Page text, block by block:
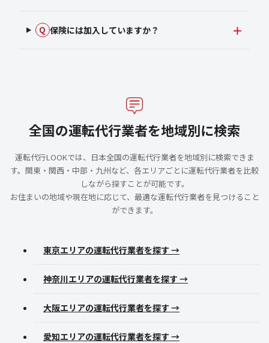
Q 保険には加入していますか？
全国の運転代行業者を地域別に検索
運転代行LOOKでは、日本全国の運転代行業者を地域別に検索できま
す。関東・関西・中部・九州など、各エリアごとに運転代行業者を比較
しながら探すことが可能です。
お住まいの地域や現在地に応じて、最適な運転代行業者を見つけること
ができます。
東京エリアの運転代行業者を探す →
神奈川エリアの運転代行業者を探す →
大阪エリアの運転代行業者を探す →
愛知エリアの運転代行業者を探す →